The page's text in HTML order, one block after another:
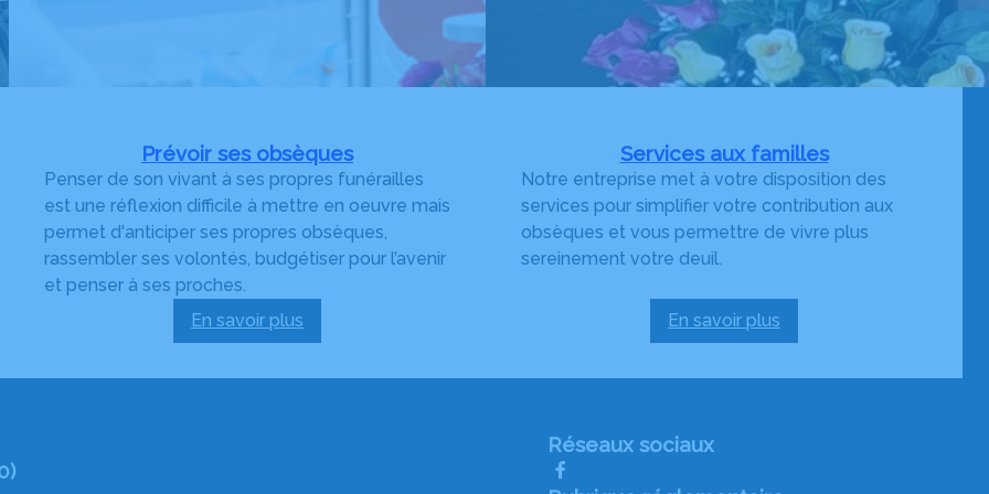
Prévoir ses obsèques
Penser de son vivant à ses propres funérailles
est une réflexion difficile à mettre en oeuvre mais
permet d'anticiper ses propres obsèques,
rassembler ses volontés, budgétiser pour l’avenir
et penser à ses proches.
En savoir plus
:
ses
Services aux familles
Notre entreprise met à votre disposition des
services pour simplifier votre contribution aux
obsèques et vous permettre de vivre plus
sereinement votre deuil.
En savoir plus
:
aux
Réseaux sociaux